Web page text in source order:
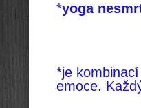
*yoga
*je
emoce.